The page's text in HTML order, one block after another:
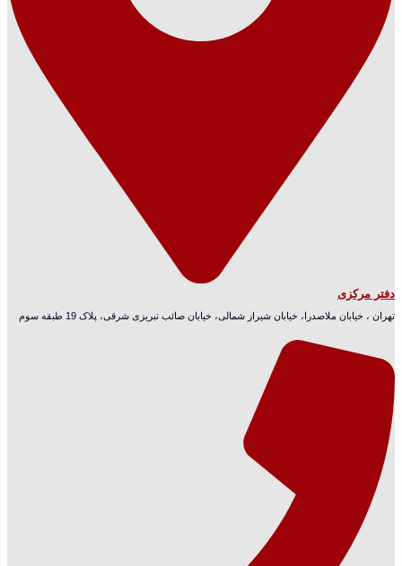
دفتر مرکزی
تهران ، خیابان ملاصدرا، خیابان شیراز شمالی، خیابان صائب تبریزی شرقی، پلاک 19 طبقه سوم